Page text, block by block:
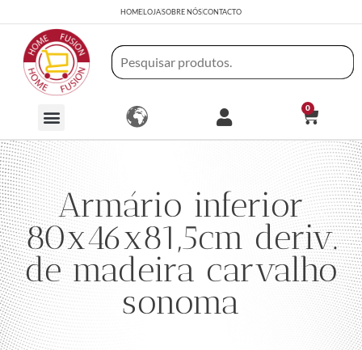
HOMELOJASOBRE NÓSCONTACTO
0
Armário inferior
80x46x81,5cm deriv.
de madeira carvalho
sonoma